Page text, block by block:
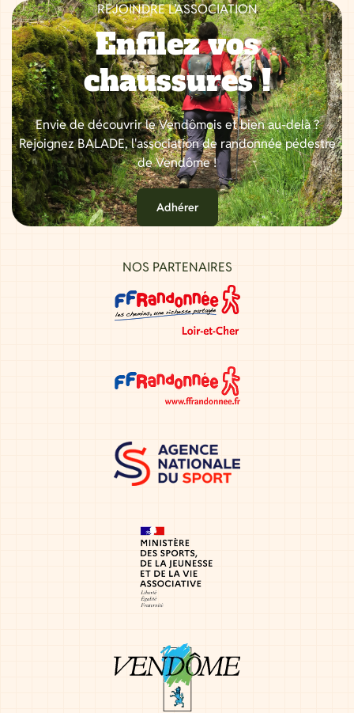
REJOINDRE L’ASSOCIATION
Enfilez vos
chaussures !
Envie de découvrir le Vendômois et bien au-delà ?
Rejoignez BALADE, l'association de randonnée pédestre
de Vendôme !
Adhérer
NOS PARTENAIRES